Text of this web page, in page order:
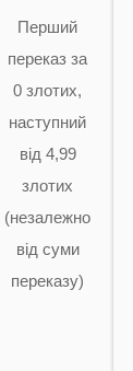
Перший
переказ за
0 злотих,
наступний
від 4,99
злотих
(незалежно
від суми
переказу)